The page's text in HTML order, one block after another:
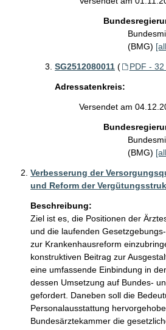
(BMG)
SG2512080011 ( PDF - 32
Adressatenkreis:
Versendet am
(BMG)
Verbesserung der
und Reform der
Beschreibung:
Ziel ist es, die Positionen der
und die laufenden
zur Krankenhausreform
konstruktiven Beitrag zur
eine umfassende Einbindung in
dessen Umsetzung auf Bundes-
gefordert. Daneben soll die
Personalausstattung
Bundesärztekammer die